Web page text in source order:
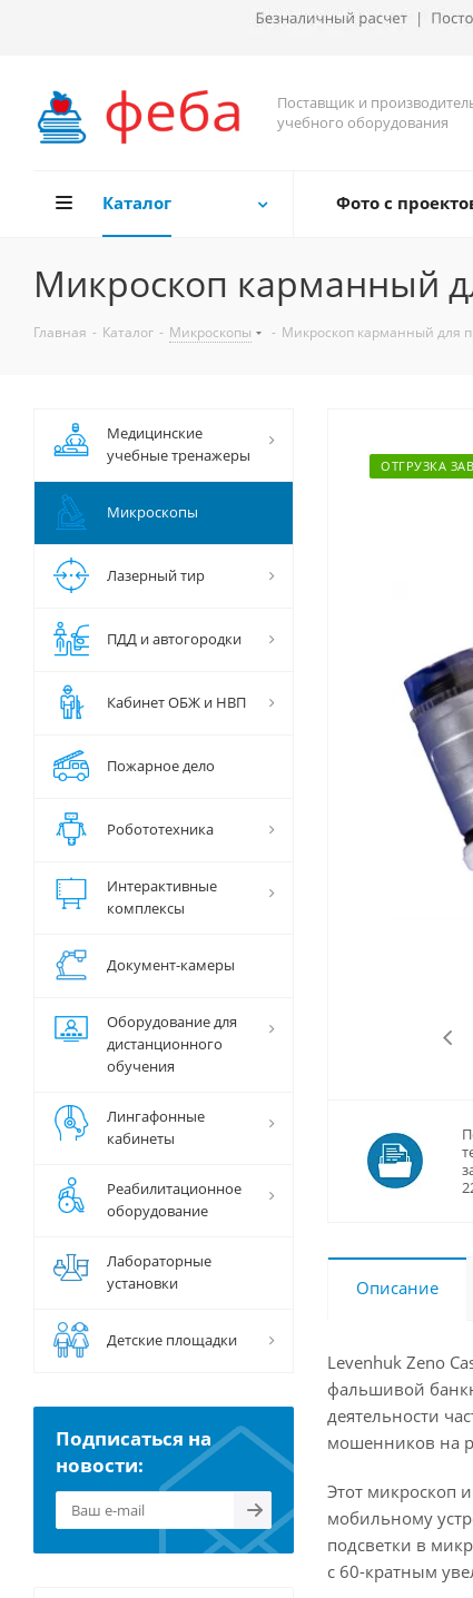
Поставщик и
учебного оборудования
Каталог Фото с
Микроскоп карманный
Главная - Каталог - Микроскопы - Микроскоп карманный для
ОТГРУЗКА
Описание
Levenhuk Zeno
фальшивой
деятельности
мошенников на
Этот микроскоп
мобильному
подсветки в
с 60-кратным
Медицинские
учебные тренажеры
Микроскопы
Лазерный тир
ПДД и автогородки
Кабинет ОБЖ и НВП
Пожарное дело
Робототехника
Интерактивные
комплексы
Документ-камеры
Оборудование для
дистанционного
обучения
Лингафонные
кабинеты
Реабилитационное
оборудование
Лабораторные
установки
Детские площадки
Подписаться на
новости: